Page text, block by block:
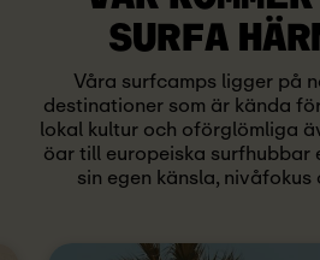
SURFA
Våra surfcamps ligger på
destinationer som är kända
lokal kultur och oförglömliga
öar till europeiska surfhubbar
sin egen känsla, nivåfokus